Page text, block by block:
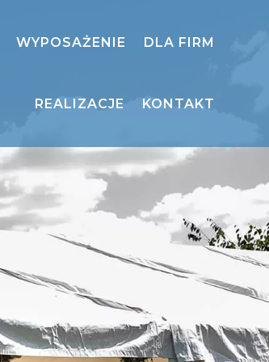
WYPOSAŻENIE DLA FIRM
REALIZACJE KONTAKT